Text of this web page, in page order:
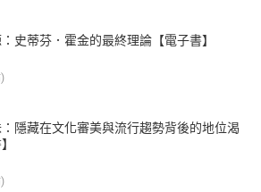
一個口袋裡都有忘掉的錢，而每一元的失
。
。她喜歡孤獨，也喜歡陪伴。她倔強叛
不按牌理出牌，思想總是跳躍靈動。
鄉後，便開啟她一生對流浪的追求。後來
角的撒哈拉沙漠。在那裏，她讓華文世界
也將「流浪文學」推向顛峰。
下那些人情與風景。她在1991年化為點點
這世界因為她的愛過與走過，而從此多了
史蒂芬．霍金的最終理論【電子書】
隱藏在文化審美與流行趨勢背後的地位渴